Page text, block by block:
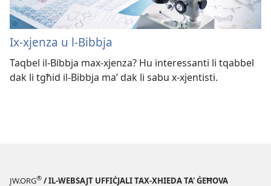
Ix-​xjenza u l-​Bibbja
Taqbel il-​Bibbja max-​xjenza? Hu interessanti li tqabbel
dak li tgħid il-​Bibbja maʼ dak li sabu x-​xjentisti.
JW.ORG® / IL-WEBSAJT UFFIĊJALI TAX-XHIEDA TA' ĠEĦOVA